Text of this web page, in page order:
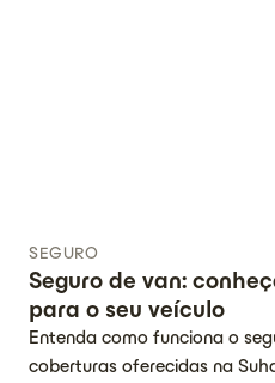
SEGURO
Seguro de van:
para o seu veículo
Entenda como funciona o
coberturas oferecidas na